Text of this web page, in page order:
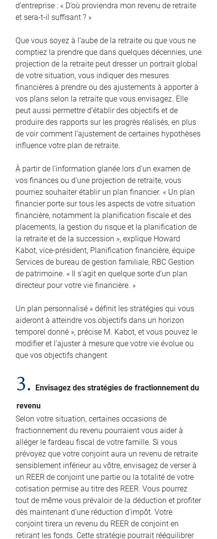
d’entreprise : « D’où proviendra mon revenu de retraite
et sera-t-il suffisant ? »
Que vous soyez à l’aube de la retraite ou que vous ne
comptiez la prendre que dans quelques décennies, une
projection de la retraite peut dresser un portrait global
de votre situation, vous indiquer des mesures
financières à prendre ou des ajustements à apporter à
vos plans selon la retraite que vous envisagez. Elle
peut aussi permettre d’établir des objectifs et de
produire des rapports sur les progrès réalisés, en plus
de voir comment l’ajustement de certaines hypothèses
influence votre plan de retraite.
À partir de l’information glanée lors d’un examen de
vos finances ou d’une projection de retraite, vous
pourriez souhaiter établir un plan financier. « Un plan
financier porte sur tous les aspects de votre situation
financière, notamment la planification fiscale et des
placements, la gestion du risque et la planification de
la retraite et de la succession », explique Howard
Kabot, vice-président, Planification financière, équipe
Services de bureau de gestion familiale, RBC Gestion
de patrimoine. « Il s’agit en quelque sorte d’un plan
directeur pour votre vie financière. »
Un plan personnalisé « définit les stratégies qui vous
aideront à atteindre vos objectifs dans un horizon
temporel donné », précise M. Kabot, et vous pouvez le
modifier et l’ajuster à mesure que votre vie évolue ou
que vos objectifs changent.
3.
Envisagez des stratégies de fractionnement du
revenu
Selon votre situation, certaines occasions de
fractionnement du revenu pourraient vous aider à
alléger le fardeau fiscal de votre famille. Si vous
prévoyez que votre conjoint aura un revenu de retraite
sensiblement inférieur au vôtre, envisagez de verser à
un REER de conjoint une partie ou la totalité de votre
cotisation permise au titre des REER. Vous pourrez
tout de même vous prévaloir de la déduction et profiter
dès maintenant d’une réduction d’impôt. Votre
conjoint tirera un revenu du REER de conjoint en
retirant les fonds. Cette stratégie pourrait rééquilibrer